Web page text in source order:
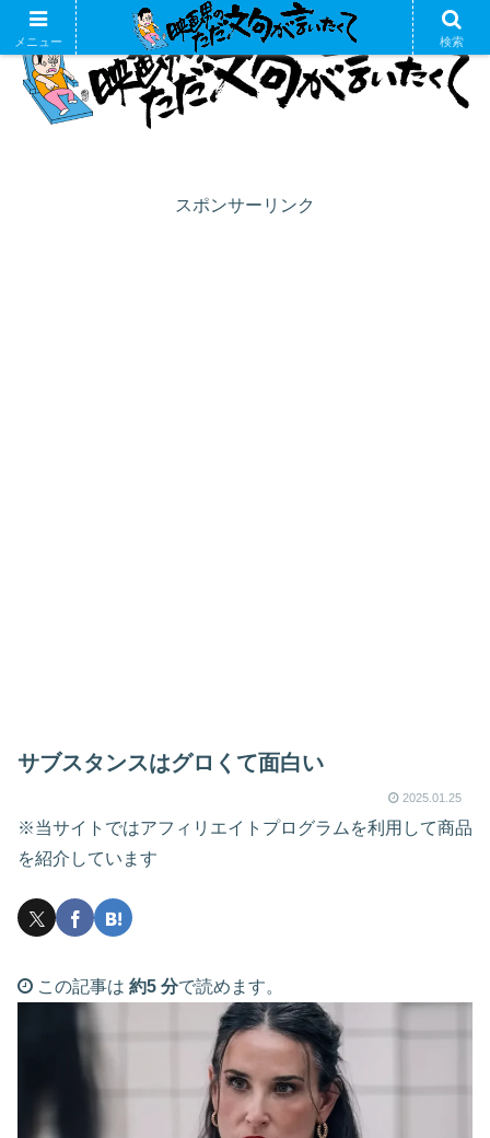
スポンサーリンク
サブスタンスはグロくて面白い
2025.01.25
※当サイトではアフィリエイトプログラムを利用して商品
を紹介しています
この記事は 約5 分で読めます。
メニュー 検索